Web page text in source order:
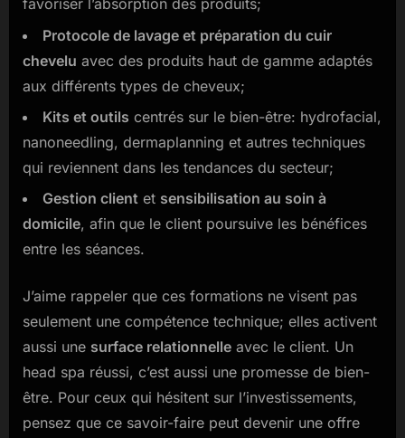
favoriser l’absorption des produits;
Protocole de lavage et préparation du cuir
chevelu avec des produits haut de gamme adaptés
aux différents types de cheveux;
Kits et outils centrés sur le bien-être: hydrofacial,
nanoneedling, dermaplanning et autres techniques
qui reviennent dans les tendances du secteur;
Gestion client et sensibilisation au soin à
domicile, afin que le client poursuive les bénéfices
entre les séances.
J’aime rappeler que ces formations ne visent pas
seulement une compétence technique; elles activent
aussi une surface relationnelle avec le client. Un
head spa réussi, c’est aussi une promesse de bien-
être. Pour ceux qui hésitent sur l’investissements,
pensez que ce savoir-faire peut devenir une offre